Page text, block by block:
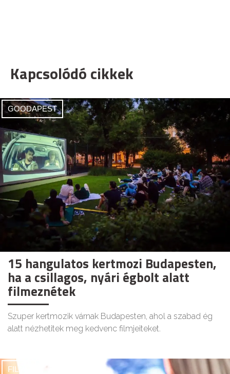
Kapcsolódó cikkek
GOODAPEST
15 hangulatos kertmozi Budapesten,
ha a csillagos, nyári égbolt alatt
filmeznétek
Szuper kertmozik várnak Budapesten, ahol a szabad ég
alatt nézhetitek meg kedvenc filmjeiteket.
FILMEK